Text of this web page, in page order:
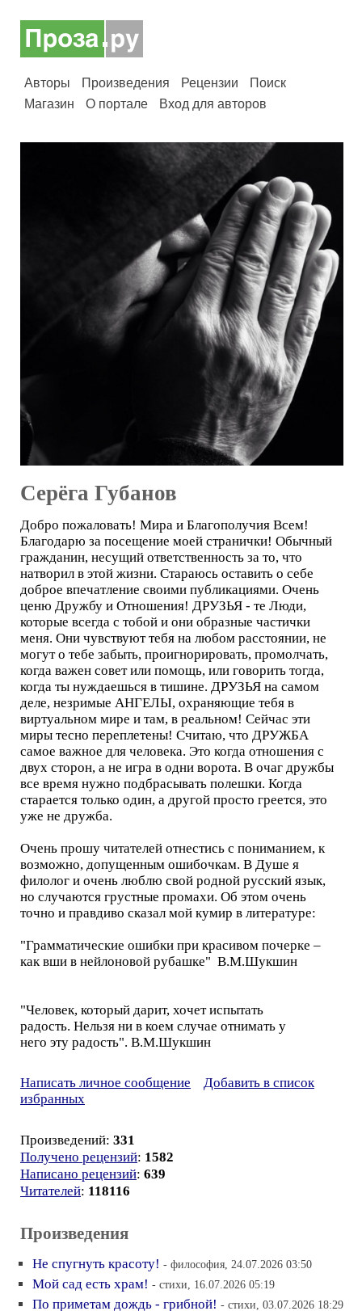
Авторы Произведения Рецензии
Поиск
Магазин
О портале Вход для авторов
Серёга Губанов
Добро пожаловать! Мира и Благополучия Всем!
Благодарю за посещение моей странички! Обычный
гражданин, несущий ответственность за то, что
натворил в этой жизни. Стараюсь оставить о себе
доброе впечатление своими публикациями. Очень
ценю Дружбу и Отношения! ДРУЗЬЯ - те Люди,
которые всегда с тобой и они образные частички
меня. Они чувствуют тебя на любом расстоянии, не
могут о тебе забыть, проигнорировать, промолчать,
когда важен совет или помощь, или говорить тогда,
когда ты нуждаешься в тишине. ДРУЗЬЯ на самом
деле, незримые АНГЕЛЫ, охраняющие тебя в
виртуальном мире и там, в реальном! Сейчас эти
миры тесно переплетены! Считаю, что ДРУЖБА
самое важное для человека. Это когда отношения с
двух сторон, а не игра в одни ворота. В очаг дружбы
все время нужно подбрасывать полешки. Когда
старается только один, а другой просто греется, это
уже не дружба.
Очень прошу читателей отнестись с пониманием, к
возможно, допущенным ошибочкам. В Душе я
филолог и очень люблю свой родной русский язык,
но случаются грустные промахи. Об этом очень
точно и правдиво сказал мой кумир в литературе:
"Грамматические ошибки при красивом почерке –
как вши в нейлоновой рубашке" В.М.Шукшин
"Человек, который дарит, хочет испытать
радость. Нельзя ни в коем случае отнимать у
него эту радость". В.М.Шукшин
Написать личное сообщение
Добавить в список
избранных
Произведений: 331
Получено рецензий: 1582
Написано рецензий: 639
Читателей: 118116
Произведения
Не спугнуть красоту! - философия, 24.07.2026 03:50
Мой сад есть храм! - стихи, 16.07.2026 05:19
По приметам дождь - грибной! - стихи, 03.07.2026 18:29